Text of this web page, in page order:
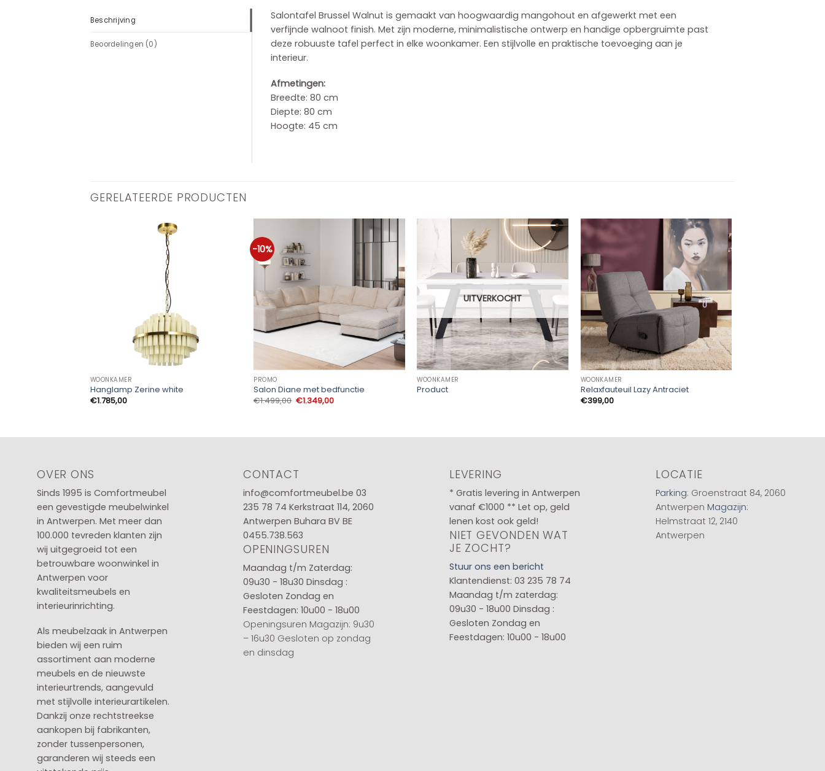
Beschrijving
Beoordelingen (0)
Salontafel Brussel Walnut is gemaakt van hoogwaardig mangohout en afgewerkt met een
verfijnde walnoot finish. Met zijn moderne, minimalistische ontwerp en handige opbergruimte past
deze robuuste tafel perfect in elke woonkamer. Een stijlvolle en praktische toevoeging aan je
interieur.
Afmetingen:
Breedte: 80 cm
Diepte: 80 cm
Hoogte: 45 cm
GERELATEERDE PRODUCTEN
WOONKAMER
Hanglamp Zerine white
€1.785,00
-10%
PROMO
Salon Diane met bedfunctie
€1.499,00 Oorspronkelijke
prijs
€1.349,00Huidige
prijs
UITVERKOCHT
WOONKAMER
Product
WOONKAMER
Relaxfauteuil Lazy Antraciet
€399,00
OVER ONS
Sinds 1995 is Comfortmeubel
een gevestigde meubelwinkel
in Antwerpen. Met meer dan
100.000 tevreden klanten zijn
wij uitgegroeid tot een
betrouwbare woonwinkel in
Antwerpen voor
kwaliteitsmeubels en
interieurinrichting.
Als meubelzaak in Antwerpen
bieden wij een ruim
assortiment aan moderne
meubels en de nieuwste
interieurtrends, aangevuld
met stijlvolle interieurartikelen.
Dankzij onze rechtstreekse
aankopen bij fabrikanten,
zonder tussenpersonen,
garanderen wij steeds een
CONTACT
info@comfortmeubel.be 03
235 78 74 Kerkstraat 114, 2060
Antwerpen Buhara BV BE
0455.738.563
OPENINGSUREN
Maandag t/m Zaterdag:
09u30 - 18u30 Dinsdag :
Gesloten Zondag en
Feestdagen: 10u00 - 18u00
Openingsuren Magazijn: 9u30
– 16u30 Gesloten op zondag
en dinsdag
LEVERING
* Gratis levering in Antwerpen
vanaf €1000 ** Let op, geld
lenen kost ook geld!
NIET GEVONDEN WAT
JE ZOCHT?
Stuur ons een bericht
Klantendienst: 03 235 78 74
Maandag t/m zaterdag:
09u30 - 18u00 Dinsdag :
Gesloten Zondag en
Feestdagen: 10u00 - 18u00
LOCATIE
Parking: Groenstraat 84, 2060
Antwerpen Magazijn:
Helmstraat 12, 2140
Antwerpen